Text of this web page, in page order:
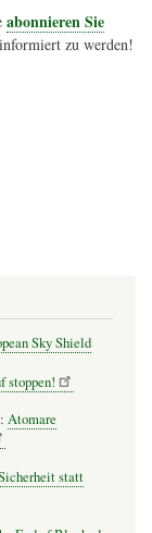
abonnieren Sie
zu werden!
Sky Shield
stoppen!
Atomare
statt